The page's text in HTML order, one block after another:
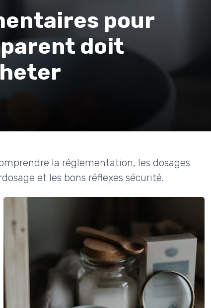
pour
doit
la réglementation, les dosages
et les bons réflexes sécurité.